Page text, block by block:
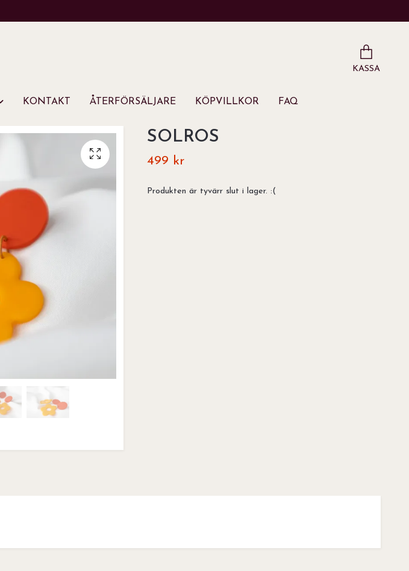
KASSA
KONTAKT ÅTERFÖRSÄLJARE KÖPVILLKOR FAQ
SOLROS
499 kr
Produkten är tyvärr slut i lager. :(